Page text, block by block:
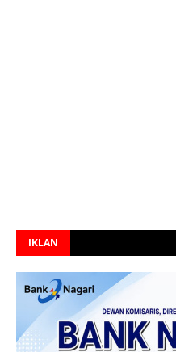
IKLAN